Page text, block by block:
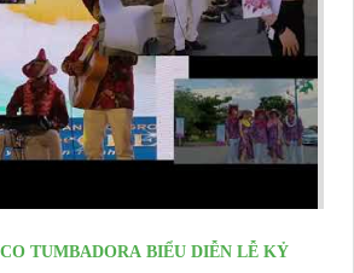
TUMBADORA BIỂU DIỄN LỄ KỶ